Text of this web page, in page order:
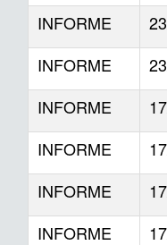
INFORME
INFORME
INFORME
INFORME
INFORME
INFORME